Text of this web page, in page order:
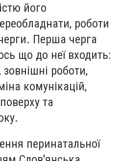
його
роботи
Перша черга
що до неї входить:
роботи,
комунікацій,
та
перинатальної